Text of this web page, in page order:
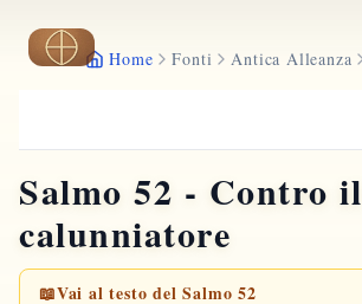
Vai al contenuto principale
Home Fonti Antica Alleanza
Salmo 52 - Contro il
calunniatore
📖Vai al testo del Salmo 52